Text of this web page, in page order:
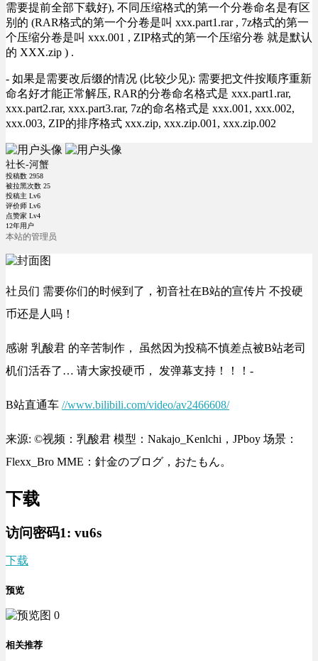
需要提前全部下载好), 不同压缩格式的第一个分卷命名是有区
别的 (RAR格式的第一个分卷是叫 xxx.part1.rar , 7z格式的第一
个压缩分卷是叫 xxx.001 , ZIP格式的第一个压缩分卷 就是默认
的 XXX.zip ) .
- 如果是需要改后缀的情况 (比较少见): 需要把文件按顺序重新
命名好才能正常解压, RAR的分卷命名格式是 xxx.part1.rar,
xxx.part2.rar, xxx.part3.rar, 7z的命名格式是 xxx.001, xxx.002,
xxx.003, ZIP的排序格式 xxx.zip, xxx.zip.001, xxx.zip.002
社长-河蟹
投稿数 2958
被拉黑次数 25
投稿主 Lv6
评价师 Lv6
点赞家 Lv4
12年用户
本站的管理员
社员们 需要你们的时候到了，初音社在B站的宣传片 不投硬
币还是人吗！
感谢 乳酸君 的辛苦制作， 虽然因为投稿不慎差点被B站老司
机们活吞了… 请大家投硬币， 发弹幕支持！！！-
B站直通车 //www.bilibili.com/video/av2466608/
来源: ©视频：乳酸君 模型：Nakajo_Kenlchi，JPboy 场景：
Flexx_Bro MME：針金のブログ，おたもん。
下载
访问密码1: vu6s
下载
预览
相关推荐